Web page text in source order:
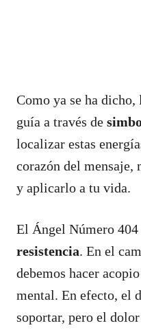
Como ya se ha
guía a través de
localizar estas
corazón del mensaje,
y aplicarlo a tu vida.
El Ángel Número
resistencia. En el
debemos hacer
mental. En efecto, el
soportar, pero el